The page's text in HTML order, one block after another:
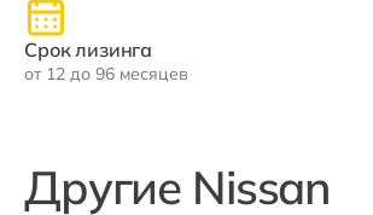
Срок лизинга
от 12 до 96 месяцев
Другие Nissan